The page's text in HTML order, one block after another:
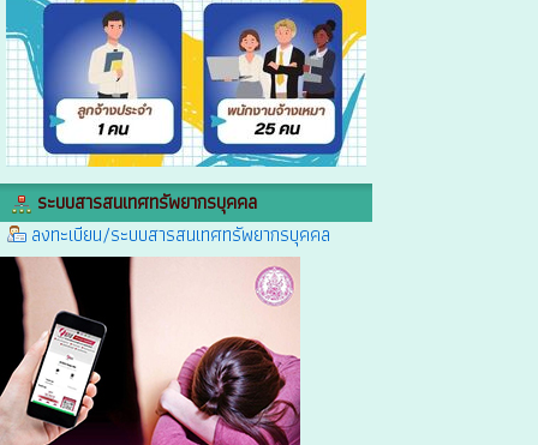
ระบบสารสนเทศทรัพยากรบุคคล
ลงทะเบียน/ระบบสารสนเทศทรัพยากรบุคคล